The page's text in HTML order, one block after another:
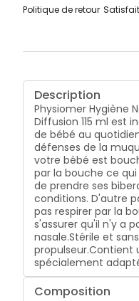
Politique de retour
Description
Physiomer Hygiène
Diffusion 115 ml est
de bébé au
défenses de la
votre bébé est
par la bouche ce
de prendre ses
conditions. D'autre
pas respirer par la
s'assurer qu'il n'y a
nasale.Stérile et
propulseur.Contient
spécialement
Composition